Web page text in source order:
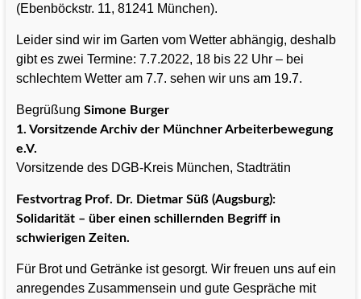
(Ebenböckstr. 11, 81241 München).
Leider sind wir im Garten vom Wetter abhängig, deshalb
gibt es zwei Termine: 7.7.2022, 18 bis 22 Uhr – bei
schlechtem Wetter am 7.7. sehen wir uns am 19.7.
Begrüßung Simone Burger
1. Vorsitzende Archiv der Münchner Arbeiterbewegung
e.V.
Vorsitzende des DGB-Kreis München, Stadträtin
Festvortrag Prof. Dr. Dietmar Süß (Augsburg):
Solidarität – über einen schillernden Begriff in
schwierigen Zeiten.
Für Brot und Getränke ist gesorgt. Wir freuen uns auf ein
anregendes Zusammensein und gute Gespräche mit